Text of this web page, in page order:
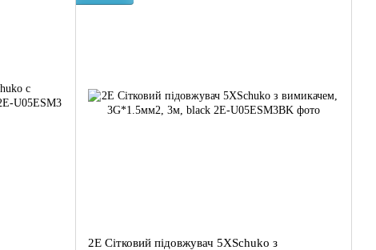
2E Сітковий підовжувач 5XSchuko з